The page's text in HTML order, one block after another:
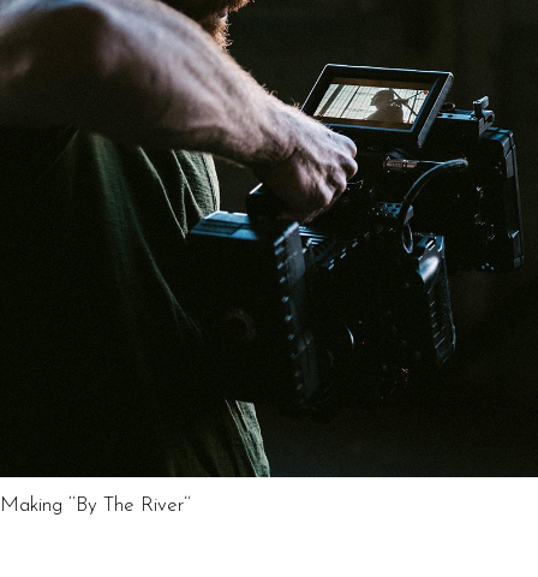
Making ‘’By The River’’